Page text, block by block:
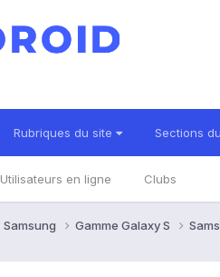
Rubriques du site Sections
Utilisateurs en ligne Clubs
Samsung Gamme Galaxy S